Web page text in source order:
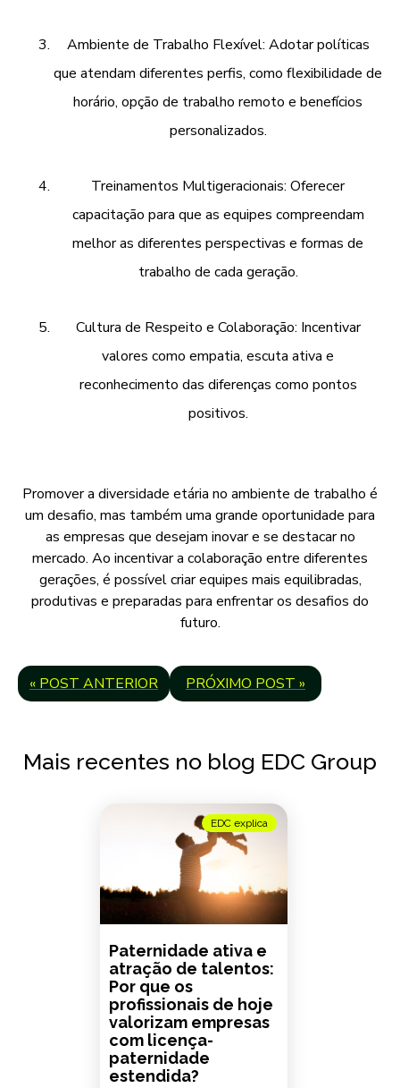
Ambiente de Trabalho Flexível: Adotar políticas
que atendam diferentes perfis, como flexibilidade de
horário, opção de trabalho remoto e benefícios
personalizados.
Treinamentos Multigeracionais: Oferecer
capacitação para que as equipes compreendam
melhor as diferentes perspectivas e formas de
trabalho de cada geração.
Cultura de Respeito e Colaboração: Incentivar
valores como empatia, escuta ativa e
reconhecimento das diferenças como pontos
positivos.
Promover a diversidade etária no ambiente de trabalho é
um desafio, mas também uma grande oportunidade para
as empresas que desejam inovar e se destacar no
mercado. Ao incentivar a colaboração entre diferentes
gerações, é possível criar equipes mais equilibradas,
produtivas e preparadas para enfrentar os desafios do
futuro.
« POST ANTERIOR PRÓXIMO POST »
Mais recentes no blog EDC Group
EDC explica
Paternidade ativa e
atração de talentos:
Por que os
profissionais de hoje
valorizam empresas
com licença-
paternidade
estendida?